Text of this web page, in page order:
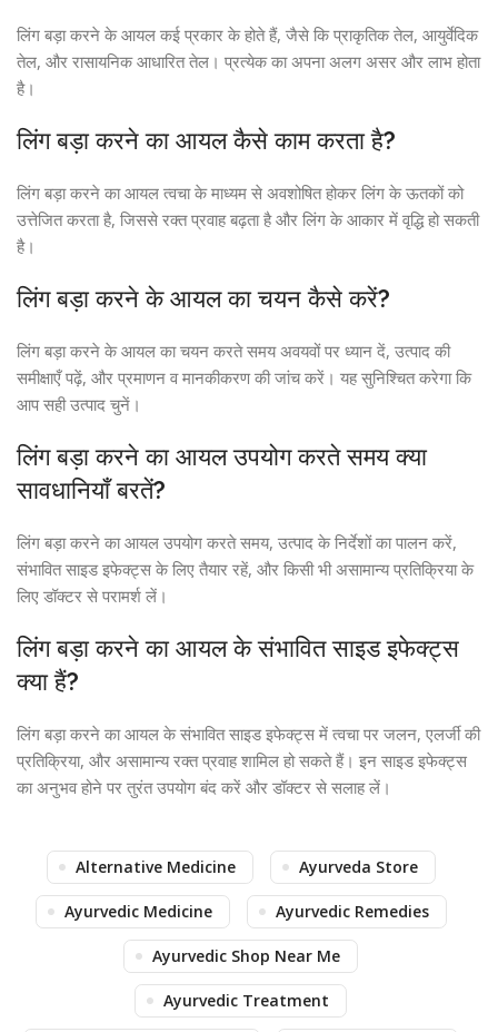
लिंग बड़ा करने के आयल कई प्रकार के होते हैं, जैसे कि प्राकृतिक तेल, आयुर्वेदिक
तेल, और रासायनिक आधारित तेल। प्रत्येक का अपना अलग असर और लाभ होता
है।
लिंग बड़ा करने का आयल कैसे काम करता है?
लिंग बड़ा करने का आयल त्वचा के माध्यम से अवशोषित होकर लिंग के ऊतकों को
उत्तेजित करता है, जिससे रक्त प्रवाह बढ़ता है और लिंग के आकार में वृद्धि हो सकती
है।
लिंग बड़ा करने के आयल का चयन कैसे करें?
लिंग बड़ा करने के आयल का चयन करते समय अवयवों पर ध्यान दें, उत्पाद की
समीक्षाएँ पढ़ें, और प्रमाणन व मानकीकरण की जांच करें। यह सुनिश्चित करेगा कि
आप सही उत्पाद चुनें।
लिंग बड़ा करने का आयल उपयोग करते समय क्या
सावधानियाँ बरतें?
लिंग बड़ा करने का आयल उपयोग करते समय, उत्पाद के निर्देशों का पालन करें,
संभावित साइड इफेक्ट्स के लिए तैयार रहें, और किसी भी असामान्य प्रतिक्रिया के
लिए डॉक्टर से परामर्श लें।
लिंग बड़ा करने का आयल के संभावित साइड इफेक्ट्स
क्या हैं?
लिंग बड़ा करने का आयल के संभावित साइड इफेक्ट्स में त्वचा पर जलन, एलर्जी की
प्रतिक्रिया, और असामान्य रक्त प्रवाह शामिल हो सकते हैं। इन साइड इफेक्ट्स
का अनुभव होने पर तुरंत उपयोग बंद करें और डॉक्टर से सलाह लें।
Alternative Medicine Ayurveda Store
Ayurvedic Medicine Ayurvedic Remedies
Ayurvedic Shop Near Me
Ayurvedic Treatment